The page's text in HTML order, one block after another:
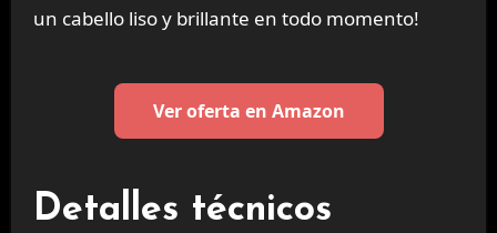
un cabello liso y brillante en todo momento!
Ver oferta en Amazon
Detalles técnicos